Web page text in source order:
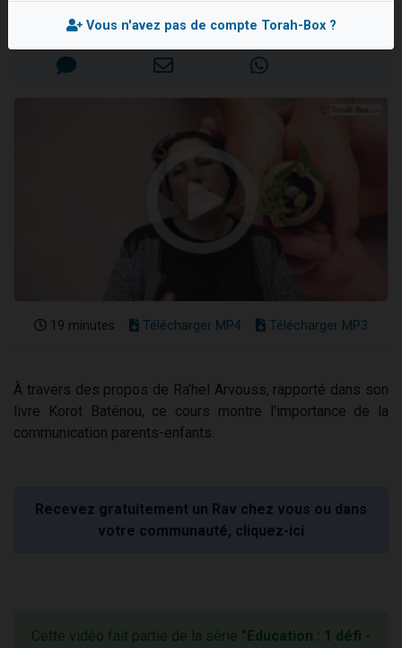
Il reste 49 places pour étudier en groupe sur Zoom
12 nouvelles musiques dans Torah-Box Music
Mis en ligne le Lundi 13 Octobre 2025
19 minutes Télécharger MP4 Télécharger MP3
À travers des propos de Ra'hel Arvouss, rapporté dans son
livre Korot Baténou, ce cours montre l'importance de la
communication parents-enfants.
Recevez gratuitement un Rav chez vous ou dans
votre communauté, cliquez-ici
Cette vidéo fait partie de la série "Education : 1 défi -
Vous n'avez pas de compte Torah-Box ?